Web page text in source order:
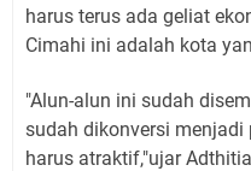
harus terus ada geliat
Cimahi ini adalah kota
"Alun-alun ini sudah
sudah dikonversi menjadi
harus atraktif,"ujar